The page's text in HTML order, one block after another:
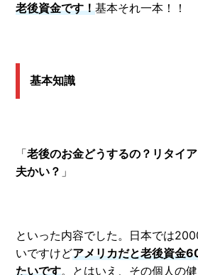
老後資金です！基本それ一本！！
基本知識
「老後のお金どうするの？リタイ
夫かい？ 」
といった内容でした。日本では
いですけどアメリカだと老後資金
たいです。とはいえ、その個人の